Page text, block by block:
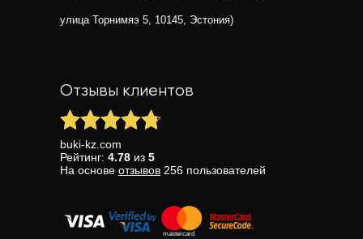
улица Торнимяэ 5, 10145, Эстония)
Отзывы клиентов
buki-kz.com
Рейтинг: 4.78 из 5
На основе отзывов 256 пользователей